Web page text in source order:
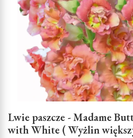
Lwie paszcze - Madame
with White ( Wyżlin